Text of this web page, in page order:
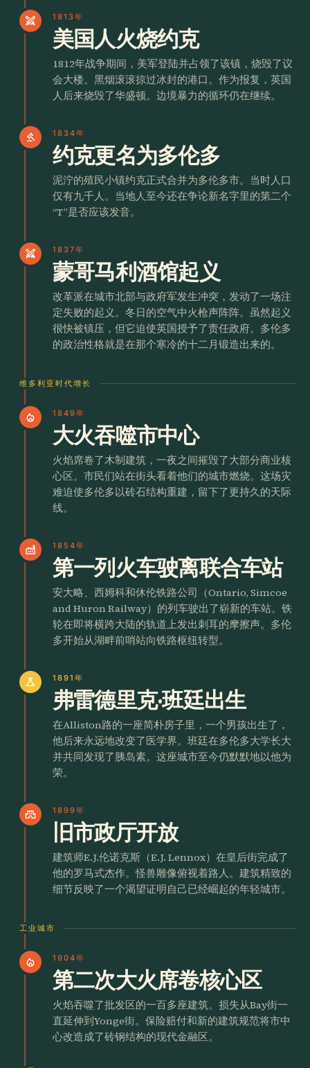
swords 1813年
美国人火烧约克
1812年战争期间，美军登陆并占领了该镇，烧毁了议
会大楼。黑烟滚滚掠过冰封的港口。作为报复，英国
人后来烧毁了华盛顿。边境暴力的循环仍在继续。
gavel 1834年
约克更名为多伦多
泥泞的殖民小镇约克正式合并为多伦多市。当时人口
仅有九千人。当地人至今还在争论新名字里的第二个
“T”是否应该发音。
swords 1837年
蒙哥马利酒馆起义
改革派在城市北部与政府军发生冲突，发动了一场注
定失败的起义。冬日的空气中火枪声阵阵。虽然起义
很快被镇压，但它迫使英国授予了责任政府。多伦多
的政治性格就是在那个寒冷的十二月锻造出来的。
维多利亚时代增长
local_fire_department 1849年
大火吞噬市中心
火焰席卷了木制建筑，一夜之间摧毁了大部分商业核
心区。市民们站在街头看着他们的城市燃烧。这场灾
难迫使多伦多以砖石结构重建，留下了更持久的天际
线。
factory 1854年
第一列火车驶离联合车站
安大略、西姆科和休伦铁路公司（Ontario, Simcoe
and Huron Railway）的列车驶出了崭新的车站。铁
轮在即将横跨大陆的轨道上发出刺耳的摩擦声。多伦
多开始从湖畔前哨站向铁路枢纽转型。
science 1891年
弗雷德里克·班廷出生
在Alliston路的一座简朴房子里，一个男孩出生了，
他后来永远地改变了医学界。班廷在多伦多大学长大
并共同发现了胰岛素。这座城市至今仍默默地以他为
荣。
castle 1899年
旧市政厅开放
建筑师E.J.伦诺克斯（E.J. Lennox）在皇后街完成了
他的罗马式杰作。怪兽雕像俯视着路人。建筑精致的
细节反映了一个渴望证明自己已经崛起的年轻城市。
工业城市
local_fire_department 1904年
第二次大火席卷核心区
火焰吞噬了批发区的一百多座建筑。损失从Bay街一
直延伸到Yonge街。保险赔付和新的建筑规范将市中
心改造成了砖钢结构的现代金融区。